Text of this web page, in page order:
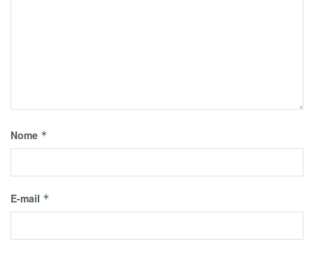
Nome *
E-mail *